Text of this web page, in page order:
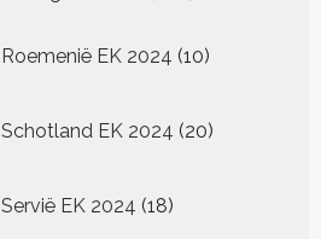
Roemenië EK 2024 1010
Schotland EK 2024 20
producten
Servië EK 2024 1818